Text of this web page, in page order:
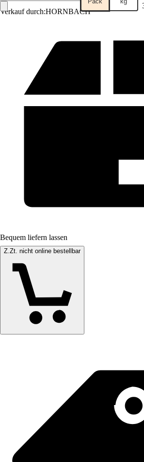
Verkauf durch:HORNBACH
Bequem liefern lassen
Z.Zt. nicht online bestellbar